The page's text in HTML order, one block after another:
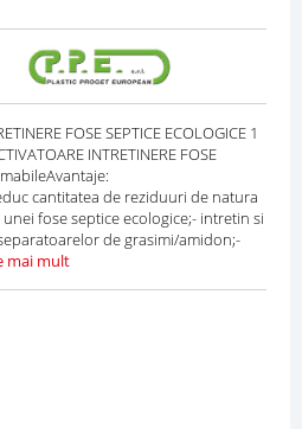
FOSE SEPTICE ECOLOGICE 1
INTRETINERE FOSE
cantitatea de reziduuri de natura
fose septice ecologice;- intretin si
de grasimi/amidon;-
mai mult